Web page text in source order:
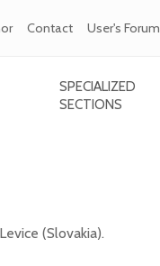
Contact User's Forum
SPECIALIZED
SECTIONS
(Slovakia).